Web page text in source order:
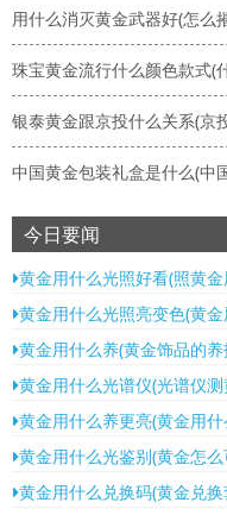
用什么消灭黄金武器好(怎么
珠宝黄金流行什么颜色款式(
银泰黄金跟京投什么关系(京
中国黄金包装礼盒是什么(中
今日要闻
黄金用什么光照好看(照黄
黄金用什么光照亮变色(黄
黄金用什么养(黄金饰品的养
黄金用什么光谱仪(光谱仪
黄金用什么养更亮(黄金用
黄金用什么光鉴别(黄金怎
黄金用什么兑换码(黄金兑